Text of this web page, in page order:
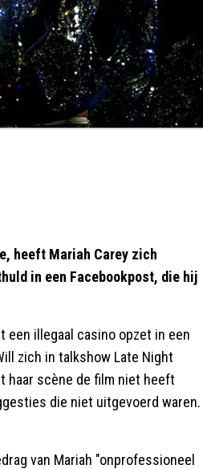
heeft Mariah Carey zich
in een Facebookpost, die hij
een illegaal casino opzet in een
zich in talkshow Late Night
haar scène de film niet heeft
die niet uitgevoerd waren.
van Mariah "onprofessioneel